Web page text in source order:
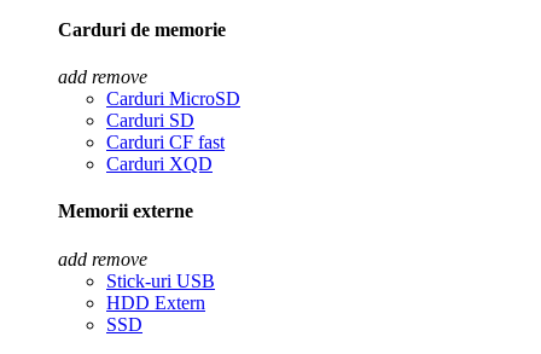
Carduri de memorie
add remove
Carduri MicroSD
Carduri SD
Carduri CF fast
Carduri XQD
Memorii externe
add remove
Stick-uri USB
HDD Extern
SSD